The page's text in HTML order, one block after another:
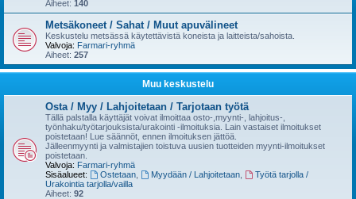
Aiheet: 140
Metsäkoneet / Sahat / Muut apuvälineet
Keskustelu metsässä käytettävistä koneista ja laitteista/sahoista.
Valvoja: Farmari-ryhmä
Aiheet: 257
Muu keskustelu
Osta / Myy / Lahjoitetaan / Tarjotaan työtä
Tällä palstalla käyttäjät voivat ilmoittaa osto-,myynti-, lahjoitus-,
työnhaku/työtarjouksista/urakointi -ilmoituksia. Lain vastaiset ilmoitukset
poistetaan! Lue säännöt, ennen ilmoituksen jättöä.
Jälleenmyynti ja valmistajien toistuva uusien tuotteiden myynti-ilmoitukset
poistetaan.
Valvoja: Farmari-ryhmä
Sisäalueet:
Ostetaan, Myydään / Lahjoitetaan,
Työtä tarjolla /
Urakointia tarjolla/vailla
Aiheet: 92